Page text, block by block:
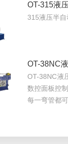
OT-315液
315液压半
OT-38NC
OT-38NC液
数控面板控
每一弯管都